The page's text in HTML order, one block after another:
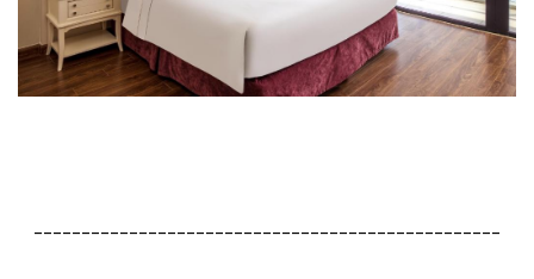
-------------------------------------------------